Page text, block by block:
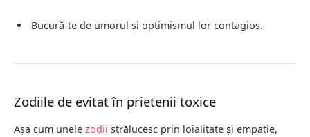
Bucură-te de umorul și optimismul lor contagios.
Zodiile de evitat în prietenii toxice
Așa cum unele zodii strălucesc prin loialitate și empatie,